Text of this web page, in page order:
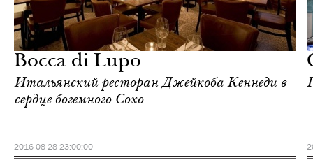
Bocca di Lupo
Итальянский ресторан Джейкоба Кеннеди в
сердце богемного Сохо
2016-08-28 23:00:00